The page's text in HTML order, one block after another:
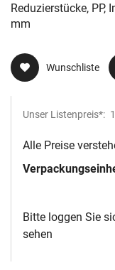
Reduzierstücke, PP,
mm
Wunschliste
Unser Listenpreis*:
Alle Preise
Bitte loggen Sie
sehen